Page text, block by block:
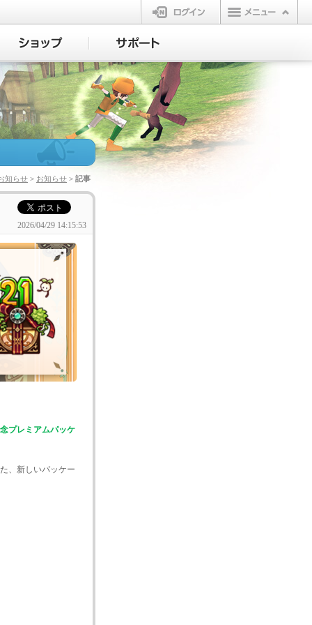
ログイン
知らせ > お知らせ > 記事
2026/04/29 14:15:53
プレミアムパッケ
、新しいパッケー